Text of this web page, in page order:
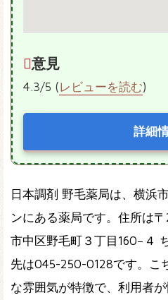
意見
4.3/5 (レビューを読む)
詳細
日本調剤 野毛薬局は、横浜
ンにある薬局です。住所は
市中区野毛町３丁目160−４
先は045-250-0128です。こ
な雰囲気が特徴で、利用者